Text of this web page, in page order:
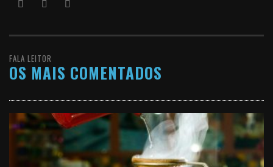
FALA LEITOR
OS MAIS COMENTADOS